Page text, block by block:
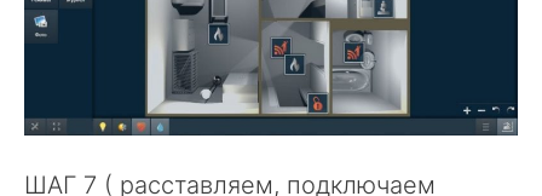
ШАГ 7 ( расставляем, подключаем